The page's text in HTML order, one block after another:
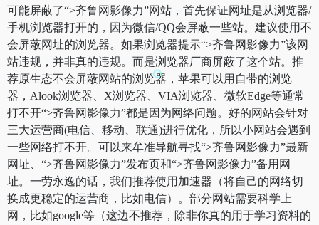
可能屏蔽了“>齐鲁网影像力”网站，首先保证网址是从浏览器/
手机浏览器打开的，因为微信/QQ会屏蔽一些站。建议使用不
会屏蔽网址的浏览器。如果浏览器提示“>齐鲁网影像力”该网
站违规，并非真的违规。而是浏览器厂商屏蔽了这个站。推
荐原生态不会屏蔽网站的浏览器，苹果可以用自带的浏览
器，Alook浏览器、X浏览器、VIA浏览器、微软Edge等通常
打不开“>齐鲁网影像力”都是因为网络问题。好的网站会针对
三大运营商(电信、移动、联通)进行优化，所以小网站会遇到
一些网络打不开。可以来牟准导航寻找“>齐鲁网影像力”最新
网址、“>齐鲁网影像力”发布页和“>齐鲁网影像力”备用网
址。一劳永逸的话，我们推荐使用加速器（将自己的网络切
换成更稳定的运营商，比如电信）。部分网站需要科学上
网，比如google等（这边不推荐，除非你真的用于学习资料的